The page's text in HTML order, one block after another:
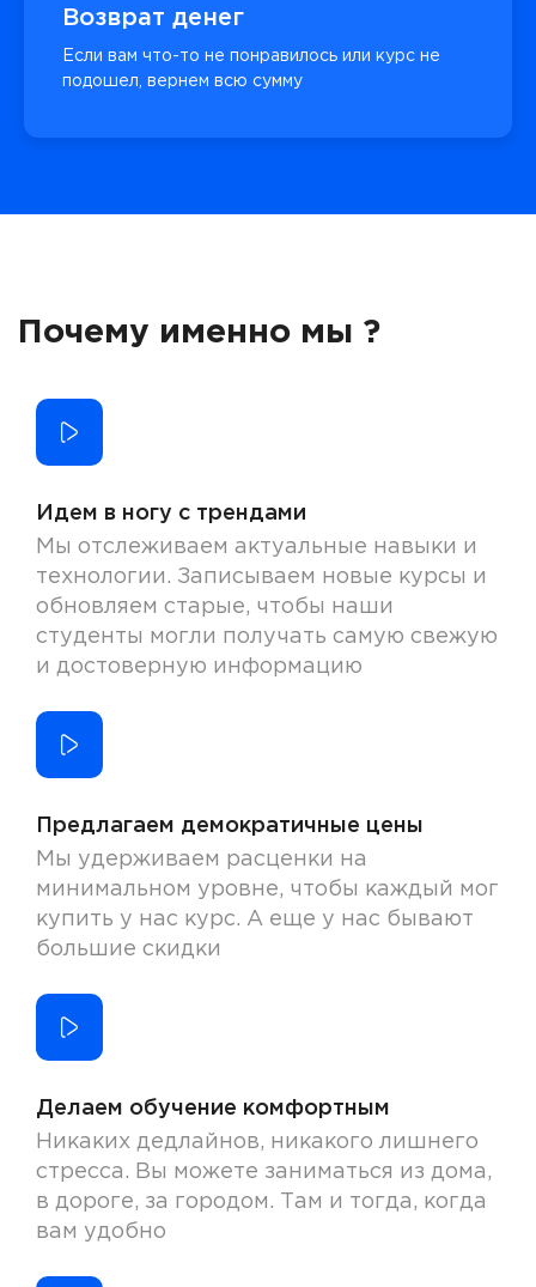
Возврат денег
Если вам что-то не понравилось или курс не
подошел, вернем всю сумму
Почему именно мы ?
Идем в ногу с трендами
Мы отслеживаем актуальные навыки и
технологии. Записываем новые курсы и
обновляем старые, чтобы наши
студенты могли получать самую свежую
и достоверную информацию
Предлагаем демократичные цены
Мы удерживаем расценки на
минимальном уровне, чтобы каждый мог
купить у нас курс. А еще у нас бывают
большие скидки
Делаем обучение комфортным
Никаких дедлайнов, никакого лишнего
стресса. Вы можете заниматься из дома,
в дороге, за городом. Там и тогда, когда
вам удобно